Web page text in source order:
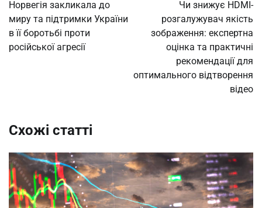
Норвегія закликала до
миру та підтримки України
в її боротьбі проти
російської агресії
Чи знижує HDMI-
розгалужувач якість
зображення: експертна
оцінка та практичні
рекомендації для
оптимального відтворення
відео
Схожі статті